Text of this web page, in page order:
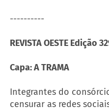
----------
REVISTA OESTE Edição
Capa: A TRAMA
Integrantes do
censurar as redes